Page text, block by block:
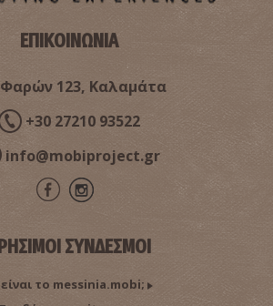
ΕΠΙΚΟΙΝΩΝΙΑ
123, Καλαμάτα
+30 27210 93522
info@mobiproject.gr
ΣΥΝΔΕΣΜΟΙ
είναι το messinia.mobi;